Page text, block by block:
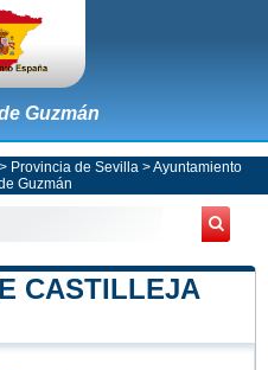
Guzmán
> Provincia de Sevilla >Ayuntamiento
Guzmán
CASTILLEJA